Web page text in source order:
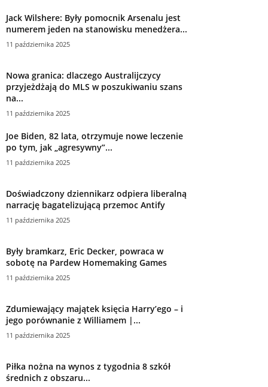
Jack Wilshere: Były pomocnik Arsenalu jest
numerem jeden na stanowisku menedżera...
11 października 2025
Nowa granica: dlaczego Australijczycy
przyjeżdżają do MLS w poszukiwaniu szans
na...
11 października 2025
Joe Biden, 82 lata, otrzymuje nowe leczenie
po tym, jak „agresywny”...
11 października 2025
Doświadczony dziennikarz odpiera liberalną
narrację bagatelizującą przemoc Antify
11 października 2025
Były bramkarz, Eric Decker, powraca w
sobotę na Pardew Homemaking Games
11 października 2025
Zdumiewający majątek księcia Harry’ego – i
jego porównanie z Williamem |...
11 października 2025
Piłka nożna na wynos z tygodnia 8 szkół
średnich z obszaru...